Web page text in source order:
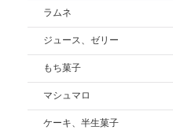
ラムネ
ジュース、ゼリー
もち菓子
マシュマロ
ケーキ、半生菓子